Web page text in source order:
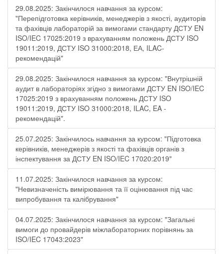
29.08.2025: Закінчилося навчання за курсом:
"Перепідготовка керівників, менеджерів з якості, аудиторів
та фахівців лабораторій за вимогами стандарту ДСТУ EN
ISO/IEC 17025:2019 з врахуванням положень ДСТУ ISO
19011:2019, ДСТУ ISO 31000:2018, ЕА, ILAC-
рекомендацій"
29.08.2025: Закінчилося навчання за курсом: "Внутрішній
аудит в лабораторіях згідно з вимогами ДСТУ EN ISO/IEC
17025:2019 з врахуванням положень ДСТУ ISO
19011:2019, ДСТУ ISO 31000:2018, ILAC, EA -
рекомендацій".
25.07.2025: Закінчилось навчання за курсом: "Підготовка
керівників, менеджерів з якості та фахівців органів з
інспектування за ДСТУ EN ISO/IEC 17020:2019"
11.07.2025: Закінчилося навчання за курсом:
"Невизначеність вимірювання та її оцінювання під час
випробування та калібрування"
04.07.2025: Закінчилося навчання за курсом: "Загальні
вимоги до провайдерів міжлабораторних порівнянь за
ISO/IEC 17043:2023"